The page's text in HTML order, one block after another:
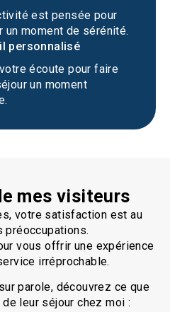
est pensée pour
un moment de sérénité.
personnalisé
écoute pour faire
un moment
mes visiteurs
votre satisfaction est au
vous offrir une expérience
irréprochable.
parole, découvrez ce que
leur séjour chez moi :